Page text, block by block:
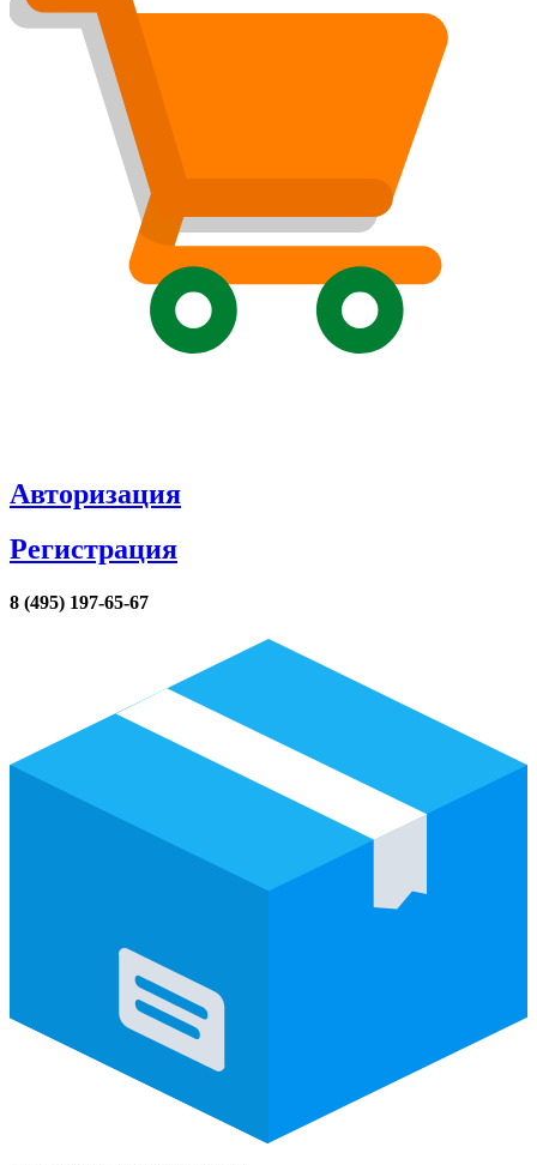
Авторизация
Регистрация
8 (495) 197-65-67